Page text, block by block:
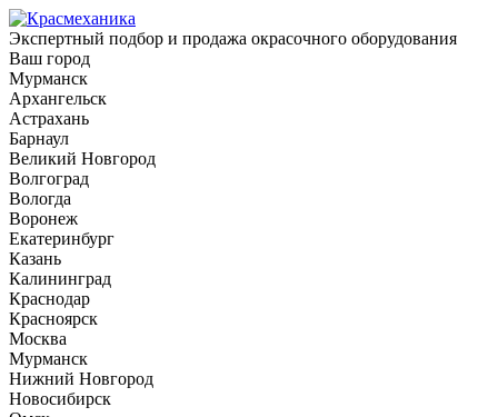
Экспертный подбор и продажа окрасочного оборудования
Ваш город
Мурманск
Архангельск
Астрахань
Барнаул
Великий Новгород
Волгоград
Вологда
Воронеж
Екатеринбург
Казань
Калининград
Краснодар
Красноярск
Москва
Мурманск
Нижний Новгород
Новосибирск